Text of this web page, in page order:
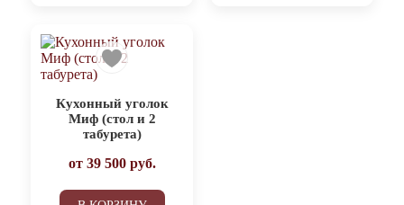
Кухонный уголок
Миф (стол и 2
табурета)
от 39 500руб.